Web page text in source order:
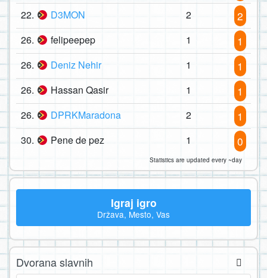
22. D3MON 2 2
26. felipeepep 1 1
26. Deniz Nehir 1 1
26. Hassan Qasir 1 1
26. DPRKMaradona 2 1
30. Pene de pez 1 0
Statistics are updated every ~day
Igraj igro
Država, Mesto, Vas
Dvorana slavnih